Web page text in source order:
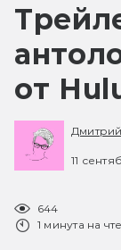
от
11
644
1 минута на